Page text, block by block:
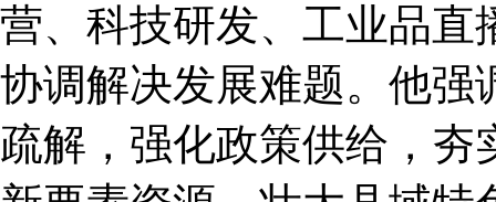
营、科技研发、工业品直
协调解决发展难题。他强
疏解，强化政策供给，